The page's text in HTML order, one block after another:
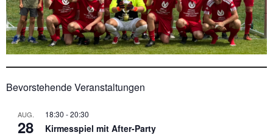
Bevorstehende Veranstaltungen
AUG.
28
18:30 -20:30
Kirmesspiel mit After-Party